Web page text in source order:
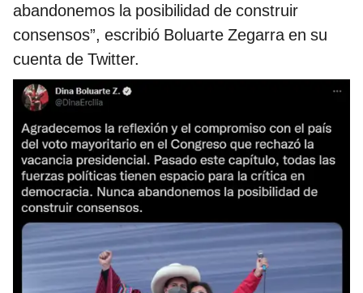
abandonemos la posibilidad de construir
consensos”, escribió Boluarte Zegarra en su
cuenta de Twitter.